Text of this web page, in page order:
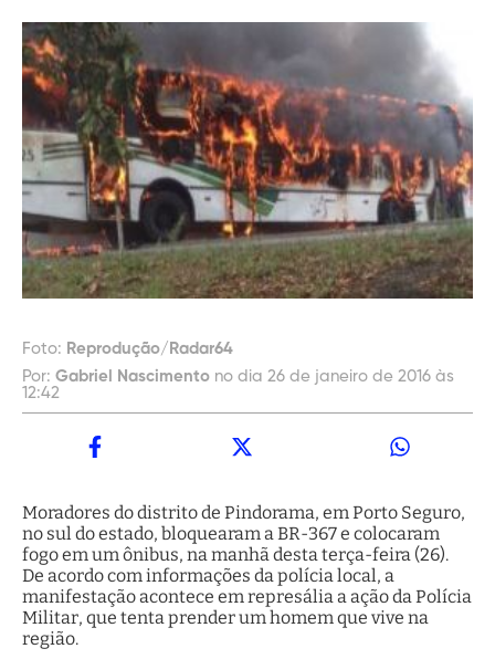
Foto: Reprodução/Radar64
Por: Gabriel Nascimento no dia 26 de janeiro de 2016 às
12:42
Moradores do distrito de Pindorama, em Porto Seguro,
no sul do estado, bloquearam a BR-367 e colocaram
fogo em um ônibus, na manhã desta terça-feira (26).
De acordo com informações da polícia local, a
manifestação acontece em represália a ação da Polícia
Militar, que tenta prender um homem que vive na
região.